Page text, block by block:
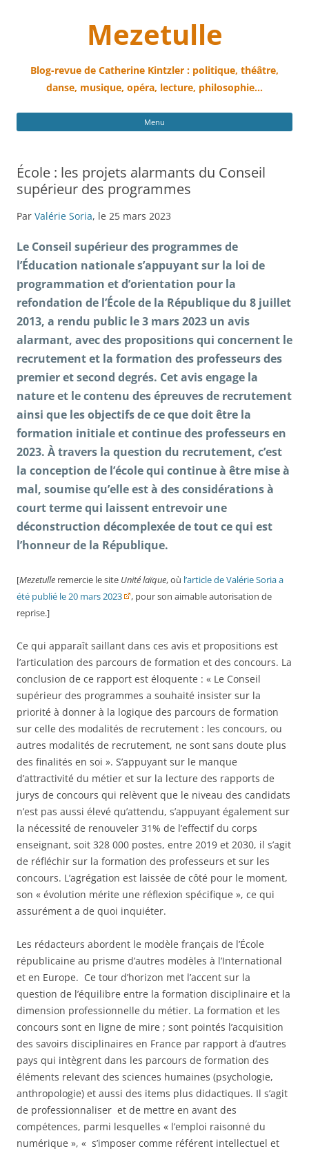
Mezetulle
Blog-revue de Catherine Kintzler : politique, théâtre,
danse, musique, opéra, lecture, philosophie…
Menu
École : les projets alarmants du Conseil
supérieur des programmes
Par Valérie Soria, le 25 mars 2023
Le Conseil supérieur des programmes de
l’Éducation nationale s’appuyant sur la loi de
programmation et d’orientation pour la
refondation de l’École de la République du 8 juillet
2013, a rendu public le 3 mars 2023 un avis
alarmant, avec des propositions qui concernent le
recrutement et la formation des professeurs des
premier et second degrés. Cet avis engage la
nature et le contenu des épreuves de recrutement
ainsi que les objectifs de ce que doit être la
formation initiale et continue des professeurs en
2023. À travers la question du recrutement, c’est
la conception de l’école qui continue à être mise à
mal, soumise qu’elle est à des considérations à
court terme qui laissent entrevoir une
déconstruction décomplexée de tout ce qui est
l’honneur de la République.
[Mezetulle remercie le site Unité laïque, où l’article de Valérie Soria a
été publié le 20 mars 2023
, pour son aimable autorisation de
reprise.]
Ce qui apparaît saillant dans ces avis et propositions est
l’articulation des parcours de formation et des concours. La
conclusion de ce rapport est éloquente : « Le Conseil
supérieur des programmes a souhaité insister sur la
priorité à donner à la logique des parcours de formation
sur celle des modalités de recrutement : les concours, ou
autres modalités de recrutement, ne sont sans doute plus
des finalités en soi ». S’appuyant sur le manque
d’attractivité du métier et sur la lecture des rapports de
jurys de concours qui relèvent que le niveau des candidats
n’est pas aussi élevé qu’attendu, s’appuyant également sur
la nécessité de renouveler 31% de l’effectif du corps
enseignant, soit 328 000 postes, entre 2019 et 2030, il s’agit
de réfléchir sur la formation des professeurs et sur les
concours. L’agrégation est laissée de côté pour le moment,
son « évolution mérite une réflexion spécifique », ce qui
assurément a de quoi inquiéter.
Les rédacteurs abordent le modèle français de l’École
républicaine au prisme d’autres modèles à l’International
et en Europe. Ce tour d’horizon met l’accent sur la
question de l’équilibre entre la formation disciplinaire et la
dimension professionnelle du métier. La formation et les
concours sont en ligne de mire ; sont pointés l’acquisition
des savoirs disciplinaires en France par rapport à d’autres
pays qui intègrent dans les parcours de formation des
éléments relevant des sciences humaines (psychologie,
anthropologie) et aussi des items plus didactiques. Il s’agit
de professionnaliser et de mettre en avant des
compétences, parmi lesquelles « l’emploi raisonné du
numérique », « s’imposer comme référent intellectuel et